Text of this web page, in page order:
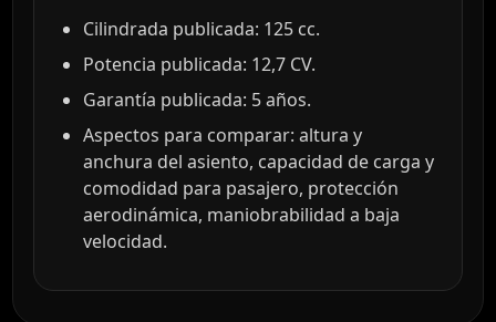
Cilindrada publicada: 125 cc.
Potencia publicada: 12,7 CV.
Garantía publicada: 5 años.
Aspectos para comparar: altura y
anchura del asiento, capacidad de carga y
comodidad para pasajero, protección
aerodinámica, maniobrabilidad a baja
velocidad.